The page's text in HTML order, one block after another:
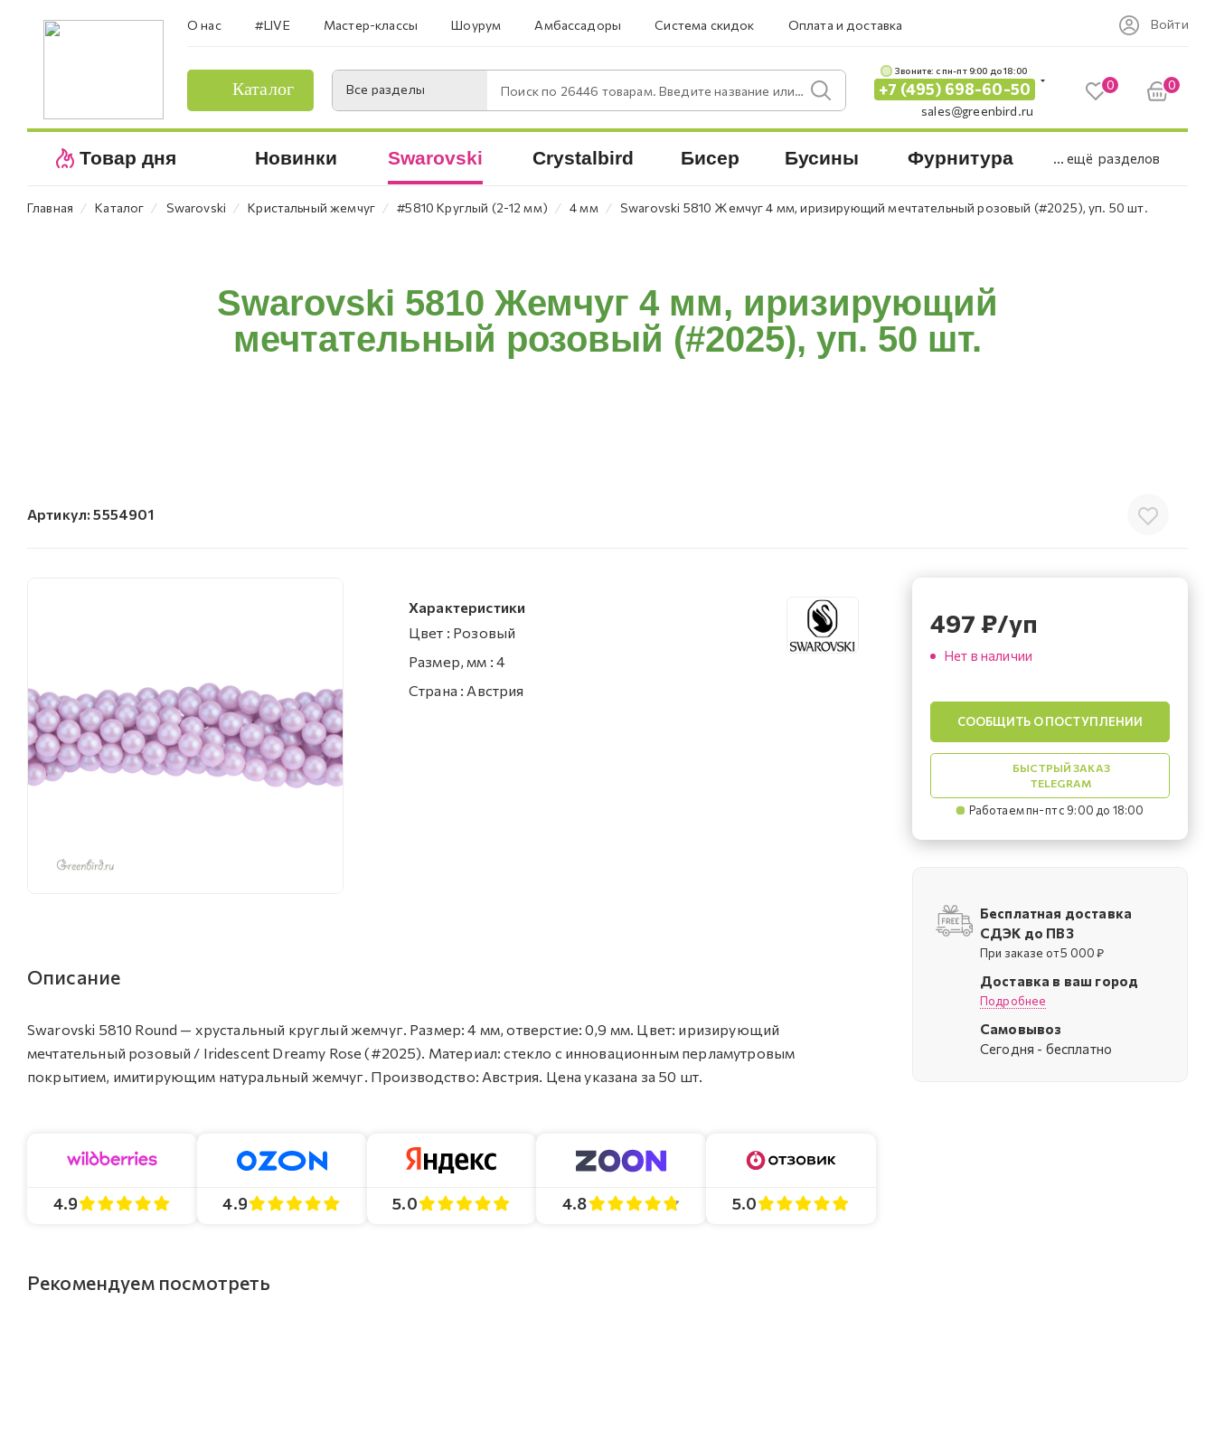
О нас #LIVE Мастер-классы Шоурум Амбассадоры Система скидок Оплата и доставка Войти
Каталог Все разделы Поиск по 26446 товарам. Введите название или артикул.
Звоните: c пн-пт 9:00 до 18:00
+7 (495) 698-60-50
sales@greenbird.ru
0 0
Товар дня Новинки Swarovski Crystalbird Бисер Бусины Фурнитура ... ещё разделов
Главная ⁄ Каталог ⁄ Swarovski ⁄ Кристальный жемчуг ⁄ #5810 Круглый (2-12 мм) ⁄ 4 мм ⁄ Swarovski 5810 Жемчуг 4 мм, иризирующий мечтательный розовый (#2025), уп. 50 шт.
Swarovski 5810 Жемчуг 4 мм, иризирующий
мечтательный розовый (#2025), уп. 50 шт.
Артикул: 5554901
Характеристики
Цвет : Розовый
Размер, мм : 4
Страна : Австрия
Описание
Swarovski 5810 Round — хрустальный круглый жемчуг. Размер: 4 мм, отверстие: 0,9 мм. Цвет: иризирующий
мечтательный розовый / Iridescent Dreamy Rose (#2025). Материал: стекло с инновационным перламутровым
покрытием, имитирующим натуральный жемчуг. Производство: Австрия. Цена указана за 50 шт.
4.9 4.9 5.0 4.8 5.0
Рекомендуем посмотреть
497 ₽/уп
Нет в наличии
СООБЩИТЬ О ПОСТУПЛЕНИИ
БЫСТРЫЙ ЗАКАЗ
TELEGRAM
Работаем пн-пт с 9:00 до 18:00
Бесплатная доставка
СДЭК до ПВЗ
При заказе от 5 000 ₽
Доставка в ваш город
Подробнее
Самовывоз
Cегодня - бесплатно